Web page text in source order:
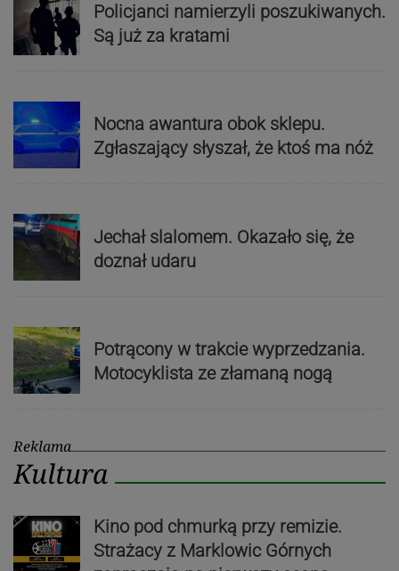
Policjanci namierzyli poszukiwanych.
Są już za kratami
Nocna awantura obok sklepu.
Zgłaszający słyszał, że ktoś ma nóż
Jechał slalomem. Okazało się, że
doznał udaru
Potrącony w trakcie wyprzedzania.
Motocyklista ze złamaną nogą
Reklama
Kultura
Kino pod chmurką przy remizie.
Strażacy z Marklowic Górnych